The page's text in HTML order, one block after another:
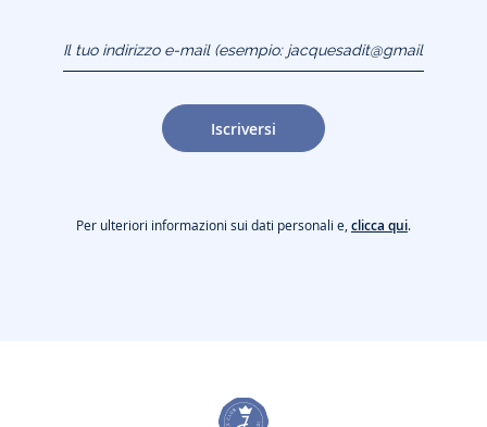
(esempio:
jacquesadit@gmail.com)
Iscriversi
Per ulteriori informazioni sui dati personali e,clicca qui.